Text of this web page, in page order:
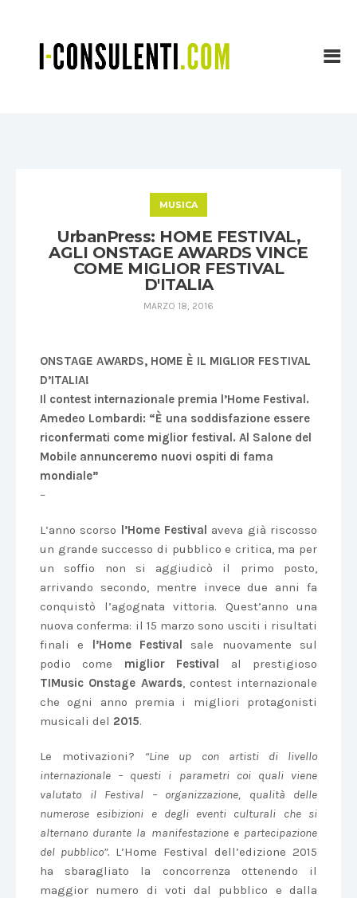
MUSICA
UrbanPress: HOME FESTIVAL,
AGLI ONSTAGE AWARDS VINCE
COME MIGLIOR FESTIVAL
D'ITALIA
MARZO 18, 2016
ONSTAGE AWARDS, HOME È IL MIGLIOR FESTIVAL
D’ITALIA!
Il contest internazionale premia l’Home Festival.
Amedeo Lombardi: “È una soddisfazione essere
riconfermati come miglior festival. Al Salone del
Mobile annunceremo nuovi ospiti di fama
mondiale”
–
L’anno scorso l’Home Festival aveva già riscosso
un grande successo di pubblico e critica, ma per
un soffio non si aggiudicò il primo posto,
arrivando secondo, mentre invece due anni fa
conquistò l’agognata vittoria. Quest’anno una
nuova conferma: il 15 marzo sono usciti i risultati
finali e l’Home Festival sale nuovamente sul
podio come miglior Festival al prestigioso
TIMusic Onstage Awards, contest internazionale
che ogni anno premia i migliori protagonisti
musicali del 2015.
Le motivazioni? “Line up con artisti di livello
internazionale – questi i parametri coi quali viene
valutato il Festival – organizzazione, qualità delle
numerose esibizioni e degli eventi culturali che si
alternano durante la manifestazione e partecipazione
del pubblico”. L’Home Festival dell’edizione 2015
ha sbaragliato la concorrenza ottenendo il
maggior numero di voti dal pubblico e dalla